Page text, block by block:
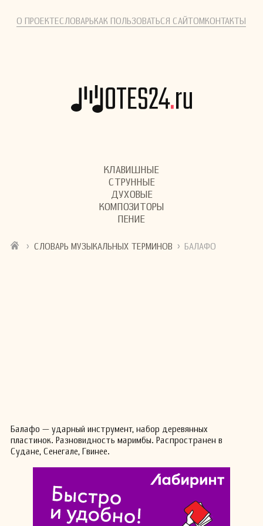
О ПРОЕКТЕСЛОВАРЬКАК ПОЛЬЗОВАТЬСЯ САЙТОМКОНТАКТЫ
КЛАВИШНЫЕ
СТРУННЫЕ
ДУХОВЫЕ
КОМПОЗИТОРЫ
ПЕНИЕ
› СЛОВАРЬ МУЗЫКАЛЬНЫХ ТЕРМИНОВ › БАЛАФО
Балафо — ударный инструмент, набор деревянных
пластинок. Разновидность маримбы. Распространен в
Судане, Сенегале, Гвинее.